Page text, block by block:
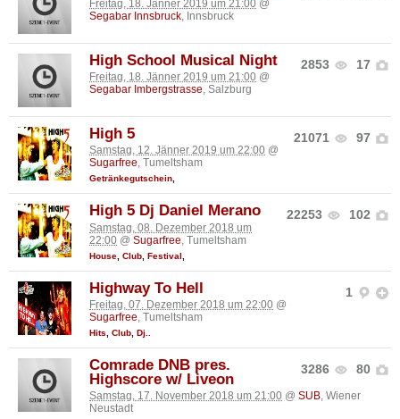
Freitag, 18. Jänner 2019 um 21:00 @
Segabar Innsbruck, Innsbruck
2853 17
High School Musical Night
Freitag, 18. Jänner 2019 um 21:00 @
Segabar Imbergstrasse, Salzburg
21071 97
High 5
Samstag, 12. Jänner 2019 um 22:00 @
Sugarfree, Tumeltsham
Getränkegutschein,
22253 102
High 5 Dj Daniel Merano
Samstag, 08. Dezember 2018 um
22:00 @ Sugarfree , Tumeltsham
House Club Festival
1
Highway To Hell
Freitag, 07. Dezember 2018 um 22:00 @
Sugarfree, Tumeltsham
Hits Club Dj..
3286 80
Comrade DNB pres.
Highscore w/ Liveon
Samstag, 17. November 2018 um 21:00 @ SUB, Wiener
Neustadt